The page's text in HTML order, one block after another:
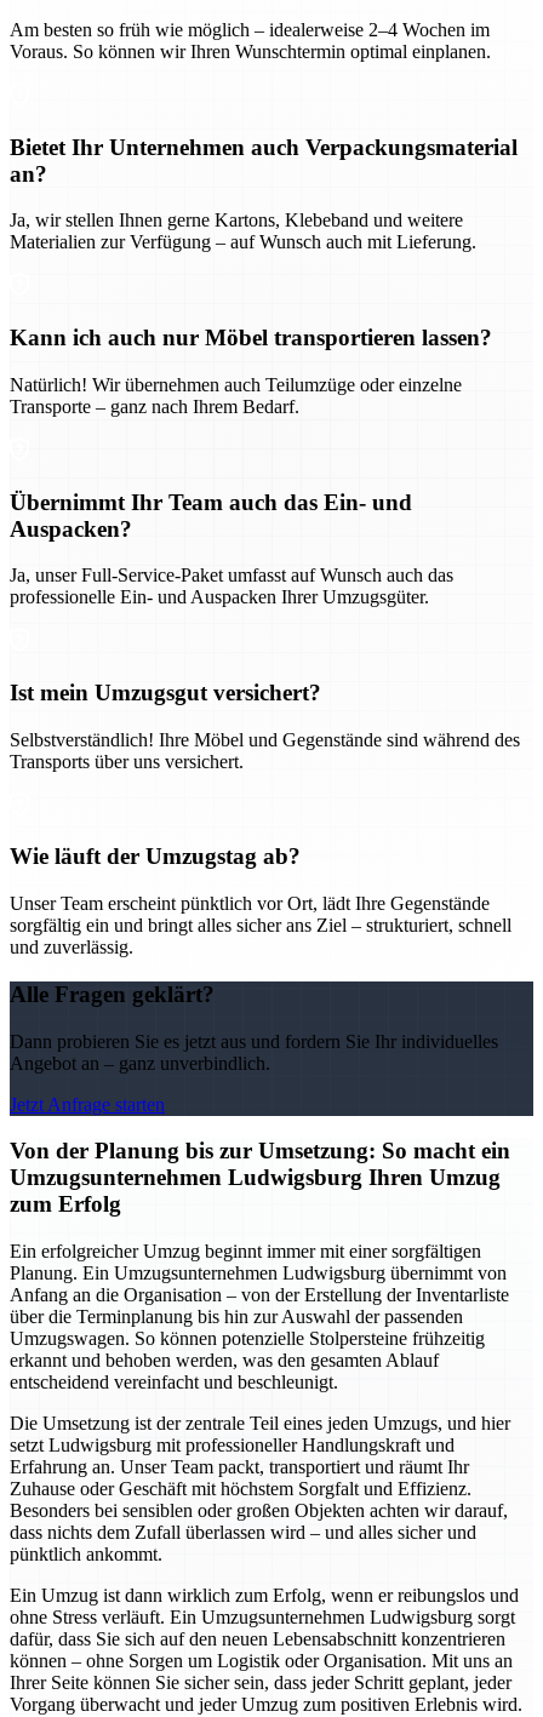
Am besten so früh wie möglich – idealerweise 2–4 Wochen im
Voraus. So können wir Ihren Wunschtermin optimal einplanen.
Bietet Ihr Unternehmen auch Verpackungsmaterial
an?
Ja, wir stellen Ihnen gerne Kartons, Klebeband und weitere
Materialien zur Verfügung – auf Wunsch auch mit Lieferung.
Kann ich auch nur Möbel transportieren lassen?
Natürlich! Wir übernehmen auch Teilumzüge oder einzelne
Transporte – ganz nach Ihrem Bedarf.
Übernimmt Ihr Team auch das Ein- und
Auspacken?
Ja, unser Full-Service-Paket umfasst auf Wunsch auch das
professionelle Ein- und Auspacken Ihrer Umzugsgüter.
Ist mein Umzugsgut versichert?
Selbstverständlich! Ihre Möbel und Gegenstände sind während des
Transports über uns versichert.
Wie läuft der Umzugstag ab?
Unser Team erscheint pünktlich vor Ort, lädt Ihre Gegenstände
sorgfältig ein und bringt alles sicher ans Ziel – strukturiert, schnell
und zuverlässig.
Alle Fragen geklärt?
Dann probieren Sie es jetzt aus und fordern Sie Ihr individuelles
Angebot an – ganz unverbindlich.
Jetzt Anfrage starten
Von der Planung bis zur Umsetzung: So macht ein
Umzugsunternehmen Ludwigsburg Ihren Umzug
zum Erfolg
Ein erfolgreicher Umzug beginnt immer mit einer sorgfältigen
Planung. Ein Umzugsunternehmen Ludwigsburg übernimmt von
Anfang an die Organisation – von der Erstellung der Inventarliste
über die Terminplanung bis hin zur Auswahl der passenden
Umzugswagen. So können potenzielle Stolpersteine frühzeitig
erkannt und behoben werden, was den gesamten Ablauf
entscheidend vereinfacht und beschleunigt.
Die Umsetzung ist der zentrale Teil eines jeden Umzugs, und hier
setzt Ludwigsburg mit professioneller Handlungskraft und
Erfahrung an. Unser Team packt, transportiert und räumt Ihr
Zuhause oder Geschäft mit höchstem Sorgfalt und Effizienz.
Besonders bei sensiblen oder großen Objekten achten wir darauf,
dass nichts dem Zufall überlassen wird – und alles sicher und
pünktlich ankommt.
Ein Umzug ist dann wirklich zum Erfolg, wenn er reibungslos und
ohne Stress verläuft. Ein Umzugsunternehmen Ludwigsburg sorgt
dafür, dass Sie sich auf den neuen Lebensabschnitt konzentrieren
können – ohne Sorgen um Logistik oder Organisation. Mit uns an
Ihrer Seite können Sie sicher sein, dass jeder Schritt geplant, jeder
Vorgang überwacht und jeder Umzug zum positiven Erlebnis wird.